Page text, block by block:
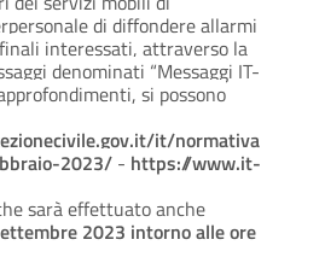
di diffondere allarmi
interessati, attraverso la
denominati “Messaggi IT-
si possono
it/normativa
2023/ - https://www.it-
sarà effettuato anche
2023 intorno alle ore